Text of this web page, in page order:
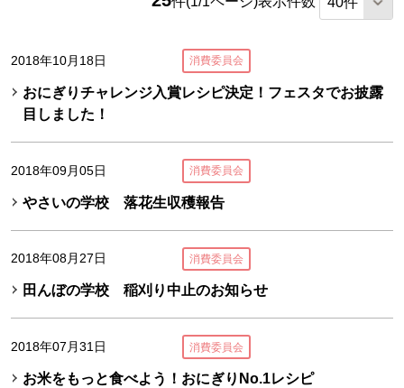
2018年10月18日 消費委員会
おにぎりチャレンジ入賞レシピ決定！フェスタでお披露
目しました！
2018年09月05日 消費委員会
やさいの学校 落花生収穫報告
2018年08月27日 消費委員会
田んぼの学校 稲刈り中止のお知らせ
2018年07月31日 消費委員会
お米をもっと食べよう！おにぎりNo.1レシピ